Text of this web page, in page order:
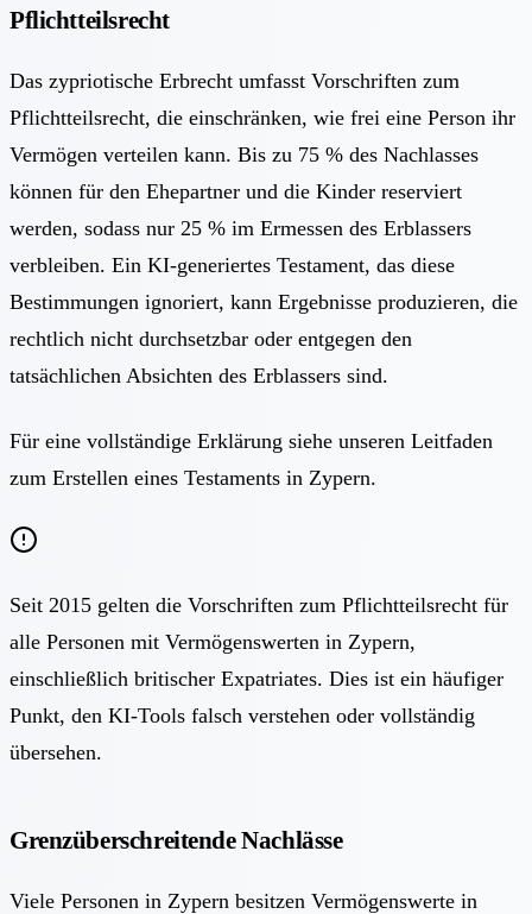
Pflichtteilsrecht
Das zypriotische Erbrecht umfasst Vorschriften zum
Pflichtteilsrecht, die einschränken, wie frei eine Person ihr
Vermögen verteilen kann. Bis zu 75 % des Nachlasses
können für den Ehepartner und die Kinder reserviert
werden, sodass nur 25 % im Ermessen des Erblassers
verbleiben. Ein KI-generiertes Testament, das diese
Bestimmungen ignoriert, kann Ergebnisse produzieren, die
rechtlich nicht durchsetzbar oder entgegen den
tatsächlichen Absichten des Erblassers sind.
Für eine vollständige Erklärung siehe unseren Leitfaden
zum Erstellen eines Testaments in Zypern.
Seit 2015 gelten die Vorschriften zum Pflichtteilsrecht für
alle Personen mit Vermögenswerten in Zypern,
einschließlich britischer Expatriates. Dies ist ein häufiger
Punkt, den KI-Tools falsch verstehen oder vollständig
übersehen.
Grenzüberschreitende Nachlässe
Viele Personen in Zypern besitzen Vermögenswerte in